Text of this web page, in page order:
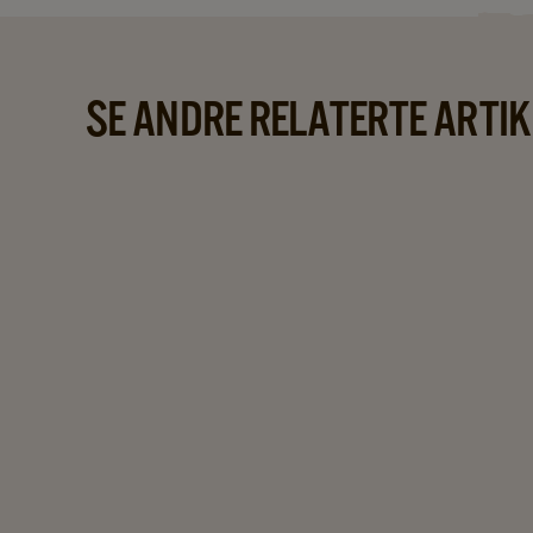
SE ANDRE RELATERTE